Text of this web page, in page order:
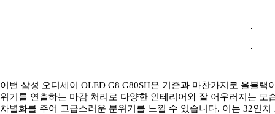
이번 삼성 오디세이 OLED G8 G80SH은 기존과 마찬가지로 올블
위기를 연출하는 마감 처리로 다양한 인테리어와 잘 어우러지는
차별화를 주어 고급스러운 분위기를 느낄 수 있습니다. 이는 32인